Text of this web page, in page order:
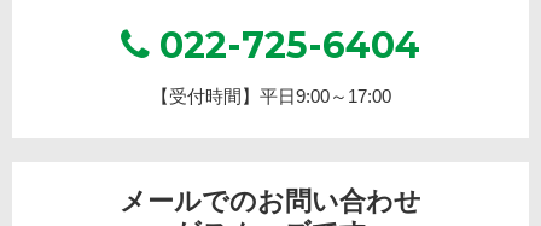
022-725-6404
【受付時間】平日9:00～17:00
メールでのお問い合わせ